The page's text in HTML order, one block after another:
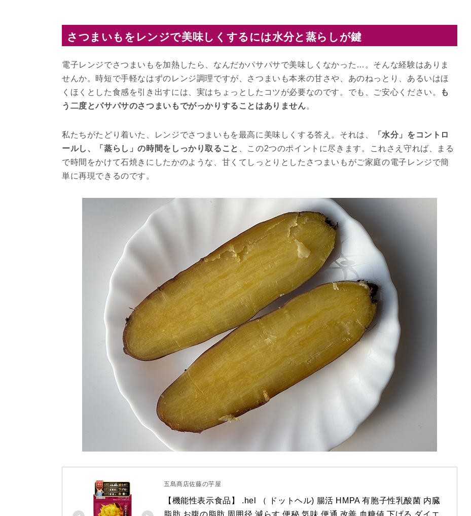
さつまいもをレンジで美味しくするには水分と蒸らしが鍵
電子レンジでさつまいもを加熱したら、なんだかパサパサで美味しくなかった…。そんな経験はありま
せんか。時短で手軽なはずのレンジ調理ですが、さつまいも本来の甘さや、あのねっとり、あるいはほ
くほくとした食感を引き出すには、実はちょっとしたコツが必要なのです。でも、ご安心ください。
も
う二度とパサパサのさつまいもでがっかりすることはありません。
私たちがたどり着いた、レンジでさつまいもを最高に美味しくする答え。それは、
「水分」をコントロ
ールし、「蒸らし」の時間をしっかり取ること
、この2つのポイントに尽きます。これさえ守れば、まる
で時間をかけて石焼きにしたかのような、甘くてしっとりとしたさつまいもがご家庭の電子レンジで簡
単に再現できるのです。
五島商店佐藤の芋屋
【機能性表示食品】 .hel （ ドットヘル) 腸活 HMPA 有胞子性乳酸菌 内臓
脂肪 お腹の脂肪 周囲径 減らす 便秘 気味 便通 改善 血糖値 下げる ダイエ